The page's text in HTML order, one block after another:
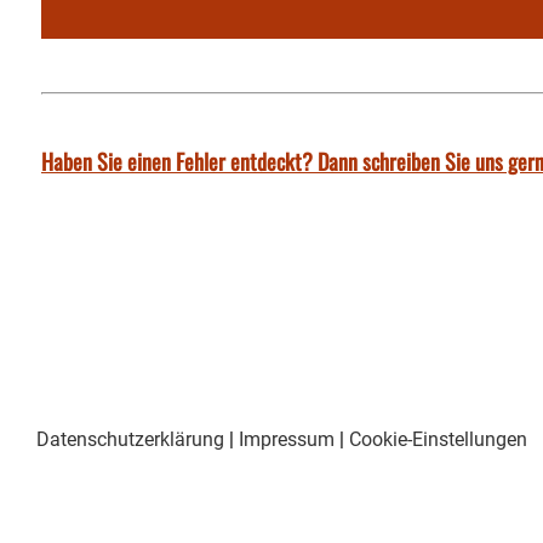
Haben Sie einen Fehler entdeckt? Dann schreiben Sie uns
Datenschutzerklärung | Impressum | Cookie-Einstellungen